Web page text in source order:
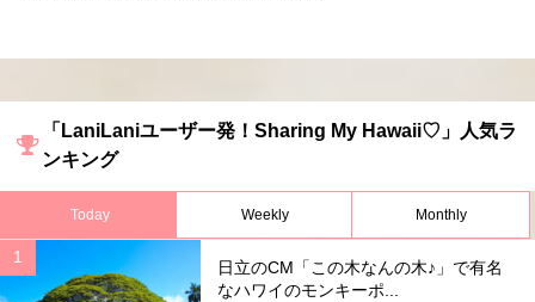
「LaniLaniユーザー発！Sharing My Hawaii♡」人気ラ
ンキング
Today Weekly Monthly
日立のCM「この木なんの木♪」で有名
なハワイのモンキーポ...